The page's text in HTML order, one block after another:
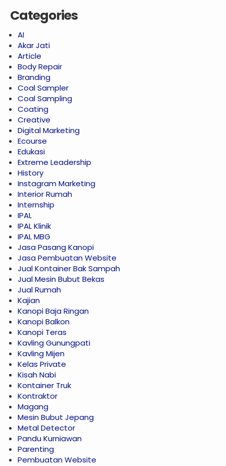
Categories
AI
Akar Jati
Article
Body Repair
Branding
Coal Sampler
Coal Sampling
Coating
Creative
Digital Marketing
Ecourse
Edukasi
Extreme Leadership
History
Instagram Marketing
Interior Rumah
Internship
IPAL
IPAL Klinik
IPAL MBG
Jasa Pasang Kanopi
Jasa Pembuatan Website
Jual Kontainer Bak Sampah
Jual Mesin Bubut Bekas
Jual Rumah
Kajian
Kanopi Baja Ringan
Kanopi Balkon
Kanopi Teras
Kavling Gunungpati
Kavling Mijen
Kelas Private
Kisah Nabi
Kontainer Truk
Kontraktor
Magang
Mesin Bubut Jepang
Metal Detector
Pandu Kurniawan
Parenting
Pembuatan Website